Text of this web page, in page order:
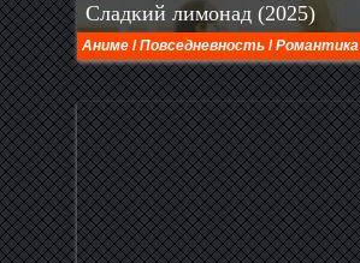
Сладкий лимонад (2025)
Аниме /Повседневность /Романтика